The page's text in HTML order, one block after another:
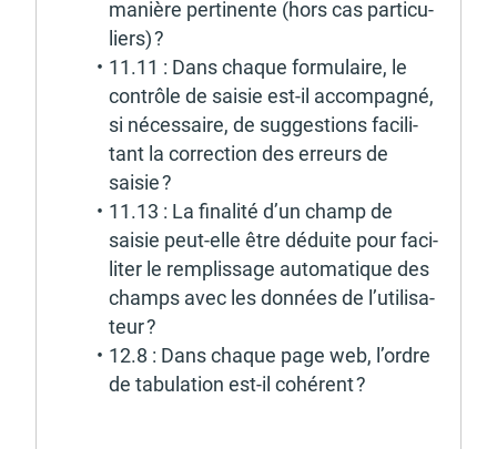
manière perti­nente (hors cas parti­cu­
liers) ?
11.11 : Dans chaque formu­laire, le
contrôle de saisie est-il accom­pa­gné,
si néces­saire, de sugges­tions faci­li­
tant la correc­tion des erreurs de
saisie ?
11.13 : La fina­lité d’un champ de
saisie peut-elle être déduite pour faci­
li­ter le remplis­sage auto­ma­tique des
champs avec les données de l’uti­li­sa­
teur ?
12.8 : Dans chaque page web, l’ordre
de tabu­la­tion est-il cohé­rent ?